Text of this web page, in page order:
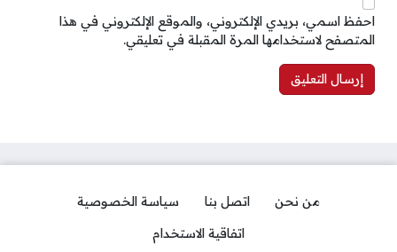
احفظ اسمي، بريدي الإلكتروني، والموقع الإلكتروني في هذا
المتصفح لاستخدامها المرة المقبلة في تعليقي.
من نحن اتصل بنا
سياسة الخصوصية
اتفاقية الاستخدام